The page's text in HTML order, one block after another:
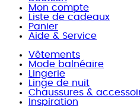
Mon compte
Liste de cadeaux
Panier
Aide & Service
Vêtements
Mode balnéaire
Lingerie
Linge de nuit
Chaussures &
Inspiration